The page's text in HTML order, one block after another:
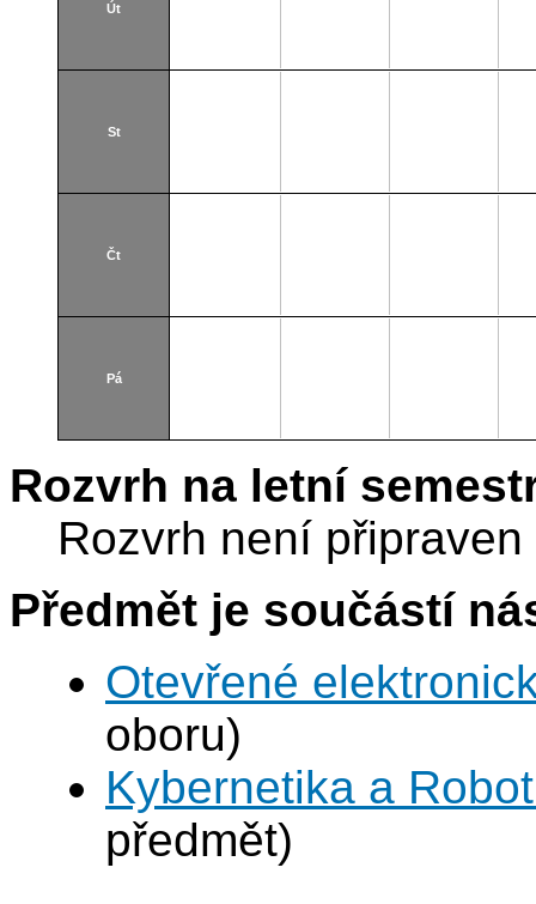
Út
St
Čt
Pá
Rozvrh na letní
Rozvrh není připraven
Předmět je součástí
Otevřené
oboru)
Kybernetika a
předmět)